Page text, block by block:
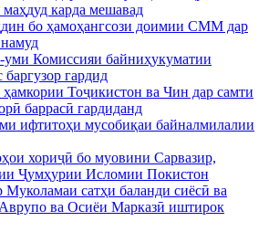
карда мешавад
бо ҳамоҳангсози доимии СММ дар
уми Комиссияи байниҳукуматии
гардид
Тоҷикистон ва Чин дар самти
баррасӣ гардиданд
ифтитоҳи мусобиқаи байналмилалии
хориҷӣ бо муовини Сарвазир,
Ҷумҳурии Исломии Покистон
сатҳи баланди сиёсӣ ва
ва Осиёи Марказӣ иштирок